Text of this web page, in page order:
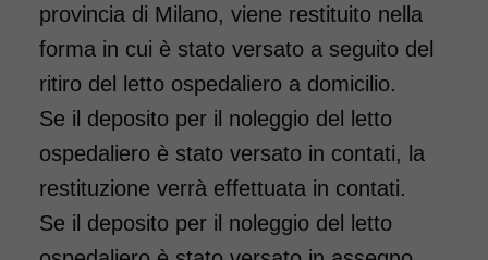
provincia di Milano, viene restituito nella
forma in cui è stato versato a seguito del
ritiro del letto ospedaliero a domicilio.
Se il deposito per il noleggio del letto
ospedaliero è stato versato in contati, la
restituzione verrà effettuata in contati.
Se il deposito per il noleggio del letto